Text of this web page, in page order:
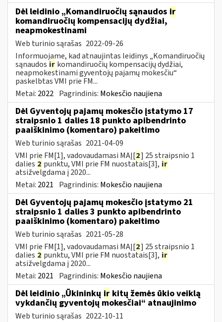
Dėl leidinio „Komandiruočių sąnaudos ir
komandiruočių kompensacijų dydžiai,
neapmokestinami
Web turinio sąrašas 2022-09-26
Informuojame, kad atnaujintas leidinys „Komandiruočių
sąnaudos ir komandiruočių kompensacijų dydžiai,
neapmokestinami gyventojų pajamų mokesčiu“
paskelbtas VMI prie FM...
Metai: 2022 Pagrindinis: Mokesčio naujiena
Dėl Gyventojų pajamų mokesčio įstatymo 17
straipsnio 1 dalies 18 punkto apibendrinto
paaiškinimo (komentaro) pakeitimo
Web turinio sąrašas 2021-04-09
VMI prie FM[1], vadovaudamasi MAĮ[2] 25 straipsnio 1
dalies 2 punktu, VMI prie FM nuostatais[3], ir
atsižvelgdama į 2020...
Metai: 2021 Pagrindinis: Mokesčio naujiena
Dėl Gyventojų pajamų mokesčio įstatymo 21
straipsnio 1 dalies 3 punkto apibendrinto
paaiškinimo (komentaro) pakeitimo
Web turinio sąrašas 2021-05-28
VMI prie FM[1], vadovaudamasi MAĮ[2] 25 straipsnio 1
dalies 2 punktu, VMI prie FM nuostatais[3], ir
atsižvelgdama į 2020...
Metai: 2021 Pagrindinis: Mokesčio naujiena
Dėl leidinio „Ūkininkų ir kitų žemės ūkio veiklą
vykdančių gyventojų mokesčiai“ atnaujinimo
Web turinio sąrašas 2022-10-11